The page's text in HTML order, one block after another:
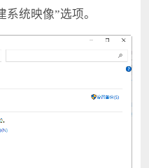
统映像”选项。